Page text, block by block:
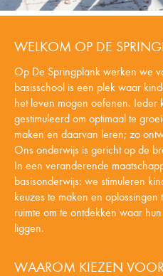
WELKOM OP DE
Op De Springplank werken we
basisschool is een plek waar
het leven mogen oefenen. Ieder
gestimuleerd om optimaal te
maken en daarvan leren; zo
Ons onderwijs is gericht op de
In een veranderende
basisonderwijs: we stimuleren
keuzes te maken en
ruimte om te ontdekken waar
liggen.
WAAROM KIEZEN